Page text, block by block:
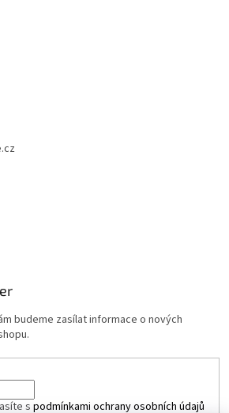
budeme zasílat informace o nových
s podmínkami ochrany osobních údajů